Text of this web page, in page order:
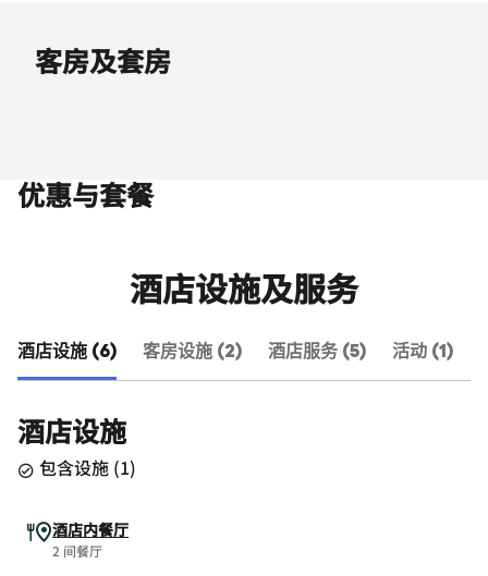
客房及套房
优惠与套餐
酒店设施及服务
酒店设施 (6) 客房设施 (2) 酒店服务 (5) 活动 (1)
酒店设施
包含设施 (1)
酒店内餐厅
2 间餐厅